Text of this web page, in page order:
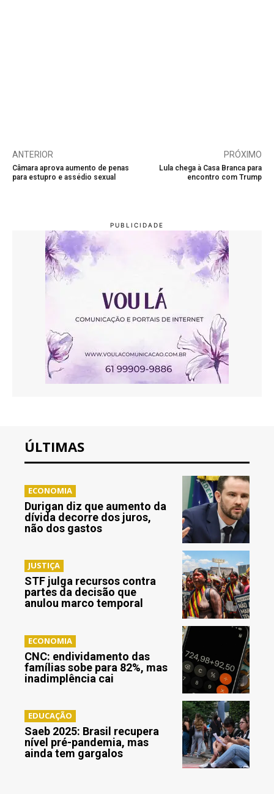
ANTERIOR
Câmara aprova aumento de penas
para estupro e assédio sexual
PRÓXIMO
Lula chega à Casa Branca para
encontro com Trump
ÚLTIMAS
ECONOMIA
Durigan diz que aumento da
dívida decorre dos juros,
não dos gastos
JUSTIÇA
STF julga recursos contra
partes da decisão que
anulou marco temporal
ECONOMIA
CNC: endividamento das
famílias sobe para 82%, mas
inadimplência cai
EDUCAÇÃO
Saeb 2025: Brasil recupera
nível pré-pandemia, mas
ainda tem gargalos